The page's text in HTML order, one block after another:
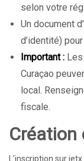
selon votre
Un document
d’identité)
Important :
Curaçao
local.
fiscale.
Création
L’inscription sur